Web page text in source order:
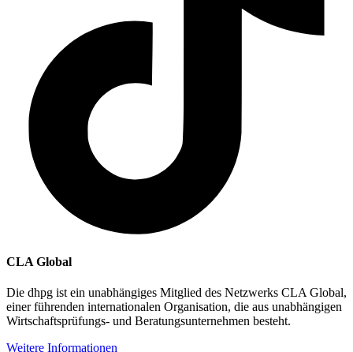
CLA Global
Die dhpg ist ein unabhängiges Mitglied des Netzwerks CLA Global,
einer führenden internationalen Organisation, die aus unabhängigen
Wirtschaftsprüfungs- und Beratungsunternehmen besteht.
Weitere Informationen